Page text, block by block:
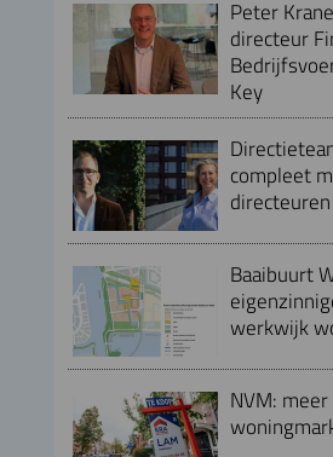
Peter
directeur
Key
compleet
directeuren
Baaibuurt
werkwijk
NVM: